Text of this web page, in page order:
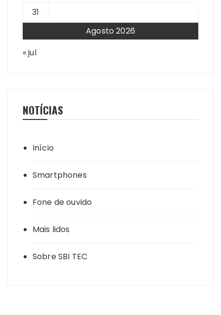
Agosto 2026
31
« jul
NOTÍCIAS
Início
Smartphones
Fone de ouvido
Mais lidos
Sobre SBI TEC